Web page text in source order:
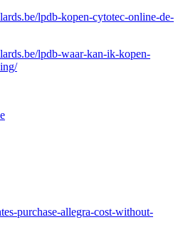
lpdb-kopen-cytotec-online-de-
lpdb-waar-kan-ik-kopen-
purchase-allegra-cost-without-